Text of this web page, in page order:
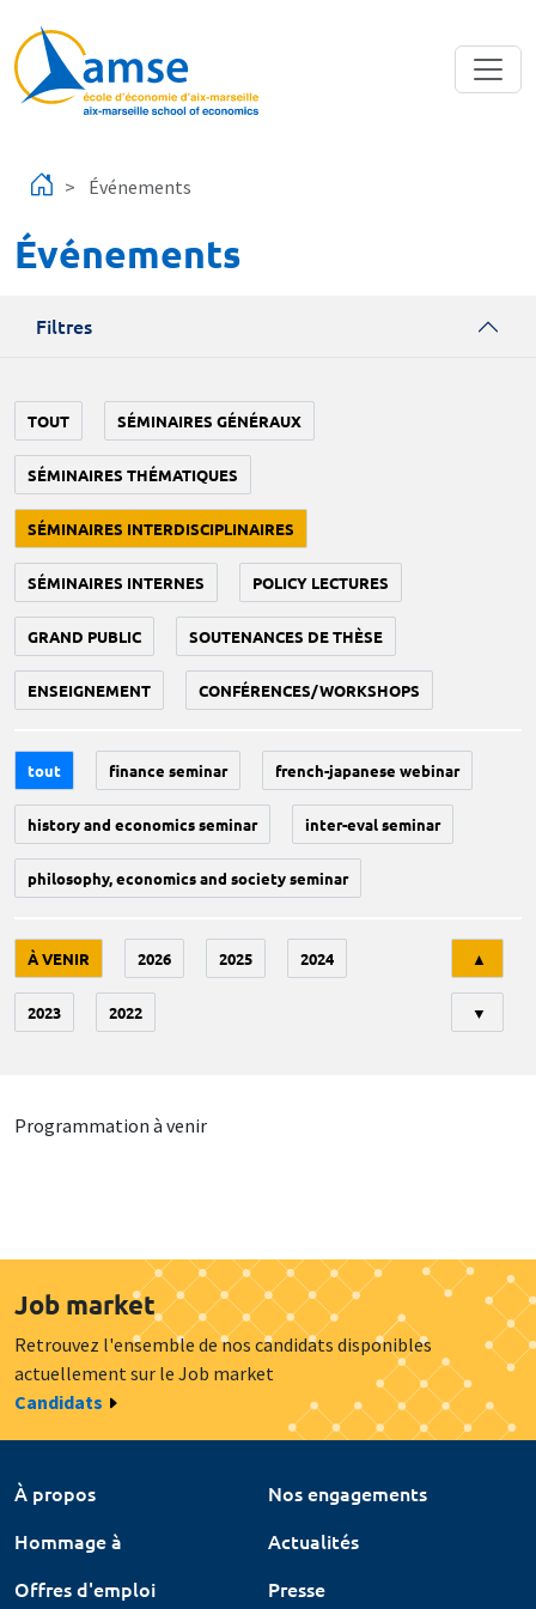
Événements
Événements
Filtres
TOUT SÉMINAIRES GÉNÉRAUX
SÉMINAIRES THÉMATIQUES
SÉMINAIRES INTERDISCIPLINAIRES
SÉMINAIRES INTERNES POLICY LECTURES
GRAND PUBLIC SOUTENANCES DE THÈSE
ENSEIGNEMENT CONFÉRENCES/WORKSHOPS
tout finance seminar french-japanese webinar
history and economics seminar inter-eval seminar
philosophy, economics and society seminar
À VENIR 2026 2025 2024
2023 2022
▲
▼
Programmation à venir
Job market
Retrouvez l'ensemble de nos candidats disponibles
actuellement sur le Job market
Candidats
À propos
Nos engagements
Hommage à
Actualités
Offres d'emploi
Presse